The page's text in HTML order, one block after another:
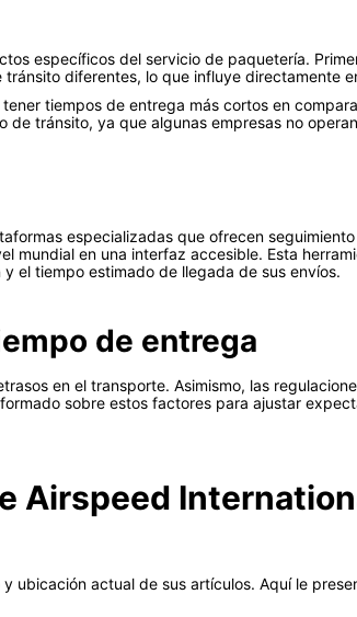
específicos del servicio de paquetería.
diferentes, lo que influye directamente
tiempos de entrega más cortos en
tránsito, ya que algunas empresas no
especializadas que ofrecen
en una interfaz accesible. Esta
el tiempo estimado de llegada de sus envíos.
de entrega
en el transporte. Asimismo, las
sobre estos factores para ajustar
Airspeed
ubicación actual de sus artículos. Aquí le